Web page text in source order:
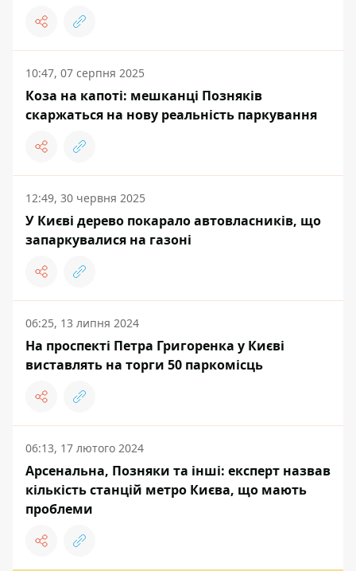
10:47, 07 серпня 2025
Коза на капоті: мешканці Позняків
скаржаться на нову реальність паркування
12:49, 30 червня 2025
У Києві дерево покарало автовласників, що
запаркувалися на газоні
06:25, 13 липня 2024
На проспекті Петра Григоренка у Києві
виставлять на торги 50 паркомісць
06:13, 17 лютого 2024
Арсенальна, Позняки та інші: експерт назвав
кількість станцій метро Києва, що мають
проблеми